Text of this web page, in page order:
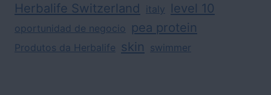
Herbalife Switzerland italy level 10
oportunidad de negocio pea protein
Produtos da Herbalife skin swimmer